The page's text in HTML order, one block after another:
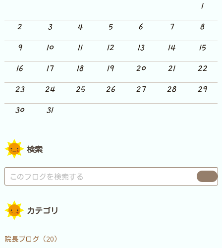
1
2
3 4 5 6 7
8
9
10 11 12 13 14
15
16
17 18 19 20 21
22
23
24 25 26 27 28
29
30
31
検索
カテゴリ
院長ブログ（20）